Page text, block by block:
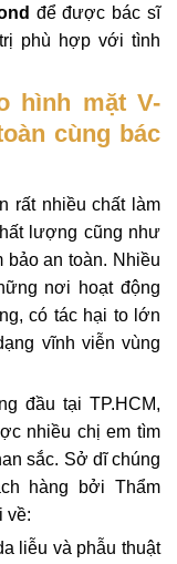
để được bác sĩ
phù hợp với tình
hình mặt V-
cùng bác
rất nhiều chất làm
lượng cũng như
an toàn. Nhiều
nơi hoạt động
có tác hại to lớn
vĩnh viễn vùng
đầu tại TP.HCM,
nhiều chị em tìm
sắc. Sở dĩ chúng
hàng bởi Thẩm
về:
liễu và phẫu thuật